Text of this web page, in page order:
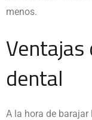
menos.
dental
A la hora de barajar